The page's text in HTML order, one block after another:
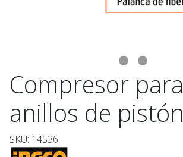
Compresor para
anillos de pistón
SKU: 14536